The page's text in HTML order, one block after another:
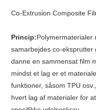
Co-Extrusion Composite
Princip:Polymermaterialer
samarbejdes co-
danne en sammensat film
mindst et lag er et
funktioner, såsom TPU
hvert lag af materialer for